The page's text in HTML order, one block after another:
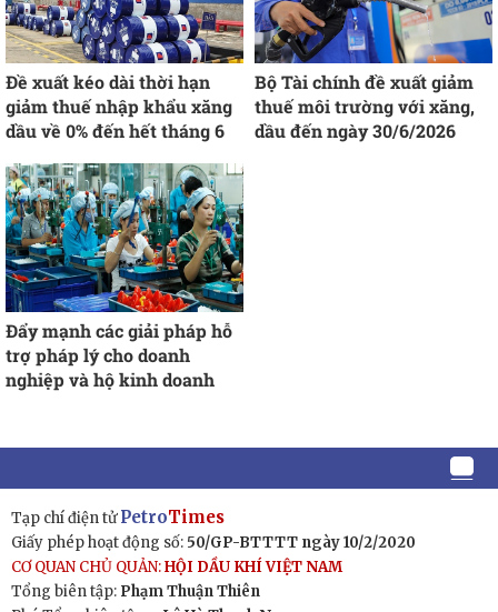
Đề xuất kéo dài thời hạn
giảm thuế nhập khẩu xăng
dầu về 0% đến hết tháng 6
Bộ Tài chính đề xuất giảm
thuế môi trường với xăng,
dầu đến ngày 30/6/2026
Đẩy mạnh các giải pháp hỗ
trợ pháp lý cho doanh
nghiệp và hộ kinh doanh
Tạp chí điện tửPetroTimes
Giấy phép hoạt động số: 50/GP-BTTTT ngày 10/2/2020
CƠ QUAN CHỦ QUẢN:HỘI DẦU KHÍ VIỆT NAM
Tổng biên tập: Phạm Thuận Thiên